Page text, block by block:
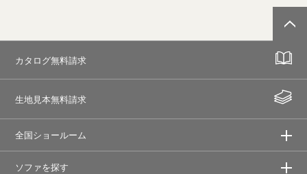
カタログ無料請求
生地見本無料請求
全国ショールーム
ソファを探す